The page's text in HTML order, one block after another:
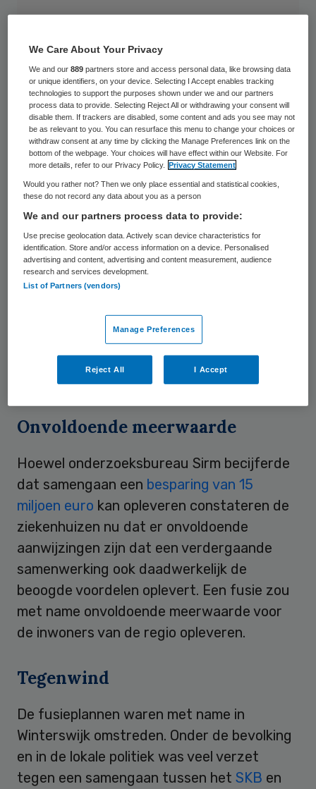
Het Slingeland Ziekenhuis in Doetinchem en
Streekziekenhuis Koningin Beatrix in
Winterswijk zien af van een fusie. In een
gezamenlijke persverklaring laten de twee
ziekenhuizen weten in goed overleg
besloten te hebben om de gesprekken over
samenwerking op dit moment te beëindigen.
Het besluit volgt op intensieve gesprekken
die de twee ziekenhuizen de afgelopen
weken hebben gevoerd. Tijdens deze
gesprekken hebben de ziekenhuizen een
financiële gevolgen en de consequenties
voor de inwoners van de regio. Hierbij zijn
verschillende locatievarianten ter tafel
gekomen.
Onvoldoende meerwaarde
Hoewel onderzoeksbureau Sirm becijferde
dat samengaan een besparing van 15
miljoen euro kan opleveren constateren de
ziekenhuizen nu dat er onvoldoende
aanwijzingen zijn dat een verdergaande
samenwerking ook daadwerkelijk de
beoogde voordelen oplevert. Een fusie zou
met name onvoldoende meerwaarde voor
de inwoners van de regio opleveren.
Tegenwind
De fusieplannen waren met name in
Winterswijk omstreden. Onder de bevolking
en in de lokale politiek was veel verzet
tegen een samengaan tussen het SKB en
We Care About Your Privacy
We and our889 partners store and access personal data, like browsing data
or unique identifiers, on your device. Selecting I Accept enables tracking
technologies to support the purposes shown under we and our partners
process data to provide. Selecting Reject All or withdrawing your consent will
disable them. If trackers are disabled, some content and ads you see may not
be as relevant to you. You can resurface this menu to change your choices or
withdraw consent at any time by clicking the Manage Preferences link on the
bottom of the webpage. Your choices will have effect within our Website. For
more details, refer to our Privacy Policy.
Privacy Statement
Would you rather not? Then we only place essential and statistical cookies,
these do not record any data about you as a person
We and our partners process data to provide:
Use precise geolocation data. Actively scan device characteristics for
identification. Store and/or access information on a device. Personalised
advertising and content, advertising and content measurement, audience
research and services development.
List of Partners (vendors)
Manage Preferences
Reject All I Accept